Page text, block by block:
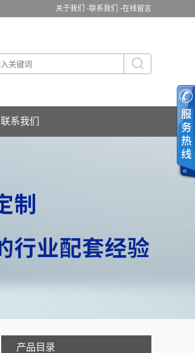
关于我们 -联系我们 -在线留言
联系我们
产品目录